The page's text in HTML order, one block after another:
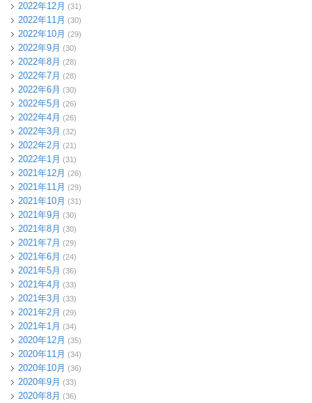
2022年12月 (31)
2022年11月 (30)
2022年10月 (29)
2022年9月 (30)
2022年8月 (28)
2022年7月 (28)
2022年6月 (30)
2022年5月 (26)
2022年4月 (26)
2022年3月 (32)
2022年2月 (21)
2022年1月 (31)
2021年12月 (26)
2021年11月 (29)
2021年10月 (31)
2021年9月 (30)
2021年8月 (30)
2021年7月 (29)
2021年6月 (24)
2021年5月 (36)
2021年4月 (33)
2021年3月 (33)
2021年2月 (29)
2021年1月 (34)
2020年12月 (35)
2020年11月 (34)
2020年10月 (36)
2020年9月 (33)
2020年8月 (36)